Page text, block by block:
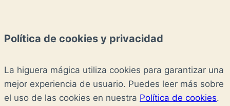
Política de cookies y privacidad
La higuera mágica utiliza cookies para garantizar una
mejor experiencia de usuario. Puedes leer más sobre
el uso de las cookies en nuestra Política de cookies.